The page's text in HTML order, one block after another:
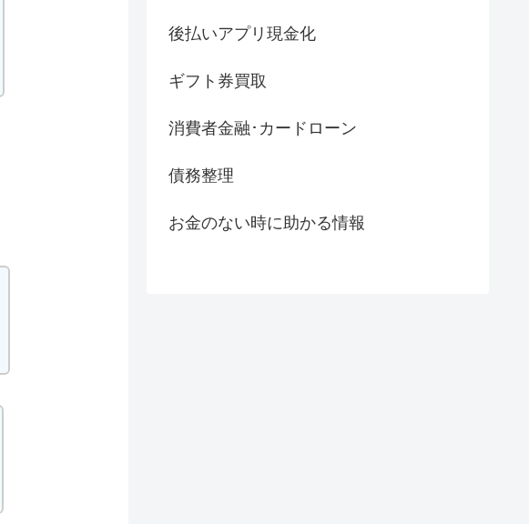
後払いアプリ現金化
ギフト券買取
消費者金融･カードローン
債務整理
お金のない時に助かる情報